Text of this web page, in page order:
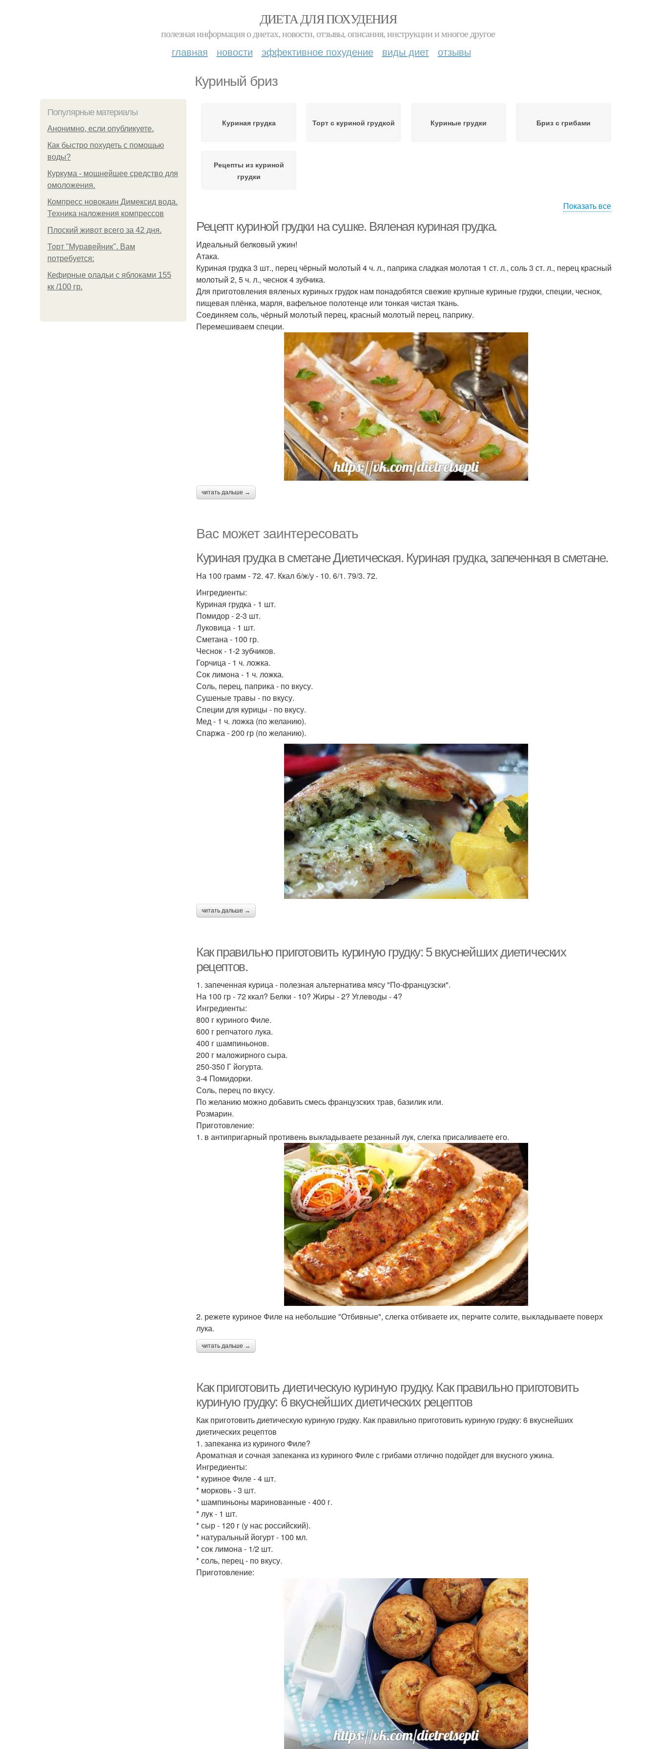
ДИЕТА ДЛЯ ПОХУДЕНИЯ
полезная информация о диетах, новости, отзывы, описания, инструкции и многое другое
главная новости эффективное похудение виды диет отзывы
Куриный бриз
Популярные материалы
Анонимно, если опубликуете.
Как быстро похудеть с помощью
воды?
Куркума - мощнейшее средство для
омоложения.
Компресс новокаин Димексид вода.
Техника наложения компрессов
Плоский живот всего за 42 дня.
Торт "Муравейник". Вам
потребуется:
Кефирные оладьи с яблоками 155
кк /100 гр.
Куриная грудка Торт с куриной грудкой Куриные грудки Бриз с грибами
Рецепты из куриной
грудки
Показать все
Рецепт куриной грудки на сушке. Вяленая куриная грудка.
Идеальный белковый ужин!
Атака.
Куриная грудка 3 шт., перец чёрный молотый 4 ч. л., паприка сладкая молотая 1 ст. л., соль 3 ст. л., перец красный
молотый 2, 5 ч. л., чеснок 4 зубчика.
Для приготовления вяленых куриных грудок нам понадобятся свежие крупные куриные грудки, специи, чеснок,
пищевая плёнка, марля, вафельное полотенце или тонкая чистая ткань.
Соединяем соль, чёрный молотый перец, красный молотый перец, паприку.
Перемешиваем специи.
читать дальше →
Вас может заинтересовать
Куриная грудка в сметане Диетическая. Куриная грудка, запеченная в сметане.
На 100 грамм - 72. 47. Ккал б/ж/у - 10. 6/1. 79/3. 72.
Ингредиенты:
Куриная грудка - 1 шт.
Помидор - 2-3 шт.
Луковица - 1 шт.
Сметана - 100 гр.
Чеснок - 1-2 зубчиков.
Горчица - 1 ч. ложка.
Сок лимона - 1 ч. ложка.
Соль, перец, паприка - по вкусу.
Сушеные травы - по вкусу.
Специи для курицы - по вкусу.
Мед - 1 ч. ложка (по желанию).
Спаржа - 200 гр (по желанию).
читать дальше →
Как правильно приготовить куриную грудку: 5 вкуснейших диетических
рецептов.
1. запеченная курица - полезная альтернатива мясу "По-французски".
На 100 гр - 72 ккал? Белки - 10? Жиры - 2? Углеводы - 4?
Ингредиенты:
800 г куриного Филе.
600 г репчатого лука.
400 г шампиньонов.
200 г маложирного сыра.
250-350 Г йогурта.
3-4 Помидорки.
Соль, перец по вкусу.
По желанию можно добавить смесь французских трав, базилик или.
Розмарин.
Приготовление:
1. в антипригарный противень выкладываете резанный лук, слегка присаливаете его.
2. режете куриное Филе на небольшие "Отбивные", слегка отбиваете их, перчите солите, выкладываете поверх
лука.
читать дальше →
Как приготовить диетическую куриную грудку. Как правильно приготовить
куриную грудку: 6 вкуснейших диетических рецептов
Как приготовить диетическую куриную грудку. Как правильно приготовить куриную грудку: 6 вкуснейших
диетических рецептов
1. запеканка из куриного Филе?
Ароматная и сочная запеканка из куриного Филе с грибами отлично подойдет для вкусного ужина.
Ингредиенты:
* куриное Филе - 4 шт.
* морковь - 3 шт.
* шампиньоны маринованные - 400 г.
* лук - 1 шт.
* сыр - 120 г (у нас российский).
* натуральный йогурт - 100 мл.
* сок лимона - 1/2 шт.
* соль, перец - по вкусу.
Приготовление: